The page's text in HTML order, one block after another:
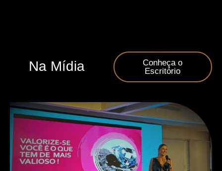
Na Mídia
Conheça o
Escritório